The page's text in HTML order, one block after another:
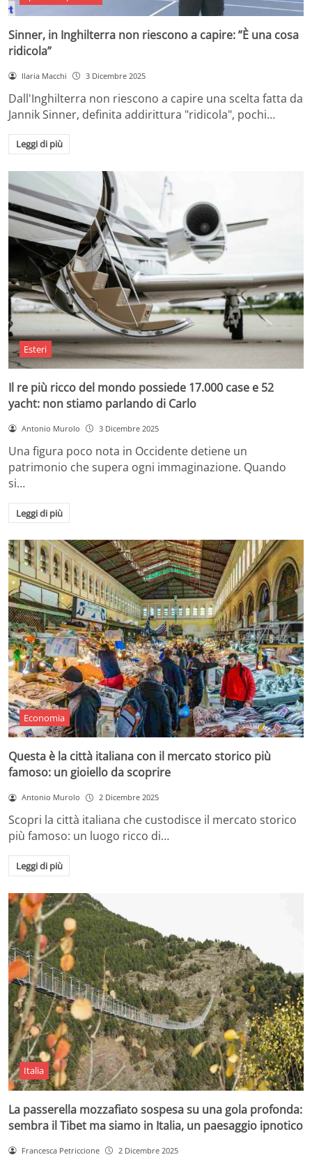
Sinner, in Inghilterra non riescono a capire: ”È una cosa
ridicola”
Ilaria Macchi 3 Dicembre 2025
Dall'Inghilterra non riescono a capire una scelta fatta da
Jannik Sinner, definita addirittura "ridicola", pochi…
Leggi di più
Esteri
Il re più ricco del mondo possiede 17.000 case e 52
yacht: non stiamo parlando di Carlo
Antonio Murolo 3 Dicembre 2025
Una figura poco nota in Occidente detiene un
patrimonio che supera ogni immaginazione. Quando
si…
Leggi di più
Economia
Questa è la città italiana con il mercato storico più
famoso: un gioiello da scoprire
Antonio Murolo 2 Dicembre 2025
Scopri la città italiana che custodisce il mercato storico
più famoso: un luogo ricco di…
Leggi di più
Italia
La passerella mozzafiato sospesa su una gola profonda:
sembra il Tibet ma siamo in Italia, un paesaggio ipnotico
Francesca Petriccione 2 Dicembre 2025